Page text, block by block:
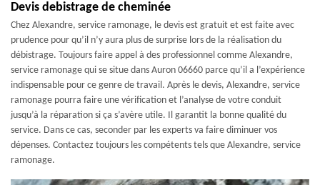
Devis debistrage de cheminée
Chez Alexandre, service ramonage, le devis est gratuit et est faite avec
prudence pour qu’il n’y aura plus de surprise lors de la réalisation du
débistrage. Toujours faire appel à des professionnel comme Alexandre,
service ramonage qui se situe dans Auron 06660 parce qu’il a l’expérience
indispensable pour ce genre de travail. Après le devis, Alexandre, service
ramonage pourra faire une vérification et l’analyse de votre conduit
jusqu’à la réparation si ça s’avère utile. Il garantit la bonne qualité du
service. Dans ce cas, seconder par les experts va faire diminuer vos
dépenses. Contactez toujours les compétents tels que Alexandre, service
ramonage.